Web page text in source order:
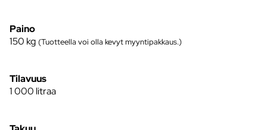
Paino
150 kg (Tuotteella voi olla kevyt myyntipakkaus.)
Tilavuus
1 000 litraa